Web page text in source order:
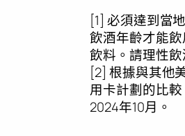
[1] 必須達到當
飲酒年齡才能
飲料。請理性飲
[2] 根據與其他
用卡計劃的比
2024年10月。